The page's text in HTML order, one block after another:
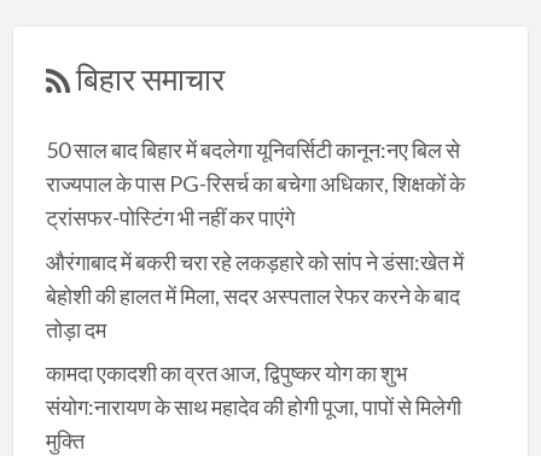
बिहार समाचार
50 साल बाद बिहार में बदलेगा यूनिवर्सिटी कानून:नए बिल से
राज्यपाल के पास PG-रिसर्च का बचेगा अधिकार, शिक्षकों के
ट्रांसफर-पोस्टिंग भी नहीं कर पाएंगे
औरंगाबाद में बकरी चरा रहे लकड़हारे को सांप ने डंसा:खेत में
बेहोशी की हालत में मिला, सदर अस्पताल रेफर करने के बाद
तोड़ा दम
कामदा एकादशी का व्रत आज, द्विपुष्कर योग का शुभ
संयोग:नारायण के साथ महादेव की होगी पूजा, पापों से मिलेगी
मुक्ति